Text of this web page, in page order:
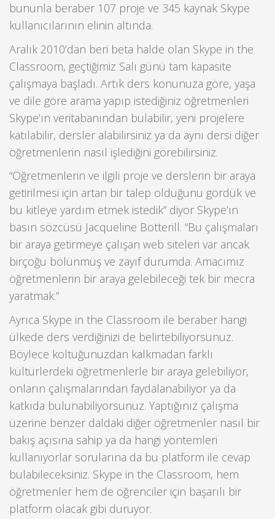
bununla beraber 107 proje ve 345 kaynak Skype
kullanıcılarının elinin altında.
Aralık 2010’dan beri beta halde olan Skype in the
Classroom, geçtiğimiz Salı günü tam kapasite
çalışmaya başladı. Artık ders konunuza göre, yaşa
ve dile göre arama yapıp istediğiniz öğretmenleri
Skype’ın veritabanından bulabilir, yeni projelere
katılabilir, dersler alabilirsiniz ya da aynı dersi diğer
öğretmenlerin nasıl işlediğini görebilirsiniz.
“Öğretmenlerin ve ilgili proje ve derslerin bir araya
getirilmesi için artan bir talep olduğunu gördük ve
bu kitleye yardım etmek istedik” diyor Skype’ın
basın sözcüsü Jacqueline Botterill. “Bu çalışmaları
bir araya getirmeye çalışan web siteleri var ancak
birçoğu bölünmüş ve zayıf durumda. Amacımız
öğretmenlerin bir araya gelebileceği tek bir mecra
yaratmak.”
Ayrıca Skype in the Classroom ile beraber hangi
ülkede ders verdiğinizi de belirtebiliyorsunuz.
Böylece koltuğunuzdan kalkmadan farklı
kültürlerdeki öğretmenlerle bir araya gelebiliyor,
onların çalışmalarından faydalanabiliyor ya da
katkıda bulunabiliyorsunuz. Yaptığınız çalışma
üzerine benzer daldaki diğer öğretmenler nasıl bir
bakış açısına sahip ya da hangi yöntemleri
kullanıyorlar sorularına da bu platform ile cevap
bulabileceksiniz. Skype in the Classroom, hem
öğretmenler hem de öğrenciler için başarılı bir
platform olacak gibi duruyor.